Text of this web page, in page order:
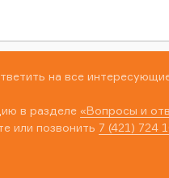
на все
в разделе «Вопросы и
или позвонить 7 (421) 724